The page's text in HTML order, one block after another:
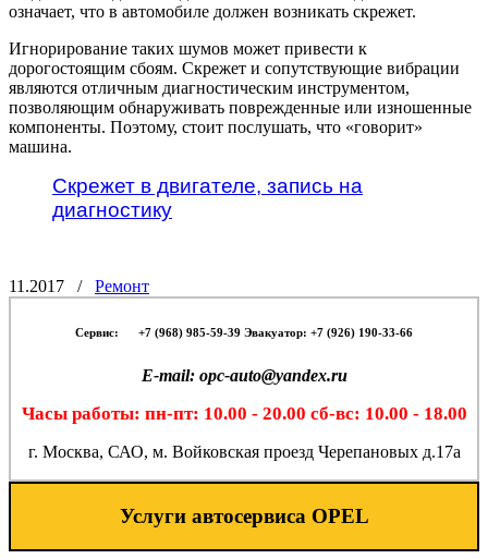
означает, что в автомобиле должен возникать скрежет.
Игнорирование таких шумов может привести к
дорогостоящим сбоям. Скрежет и сопутствующие вибрации
являются отличным диагностическим инструментом,
позволяющим обнаруживать поврежденные или изношенные
компоненты. Поэтому, стоит послушать, что «говорит»
машина.
Скрежет в двигателе, запись на
диагностику
11.2017 / Ремонт
Сервис: +7 (968) 985-59-39 Эвакуатор: +7 (926) 190-33-66
E-mail: opc-auto@yandex.ru
Часы работы: пн-пт: 10.00 - 20.00 сб-вс: 10.00 - 18.00
г. Москва, САО, м. Войковская проезд Черепановых д.17а
Услуги автосервиса OPEL